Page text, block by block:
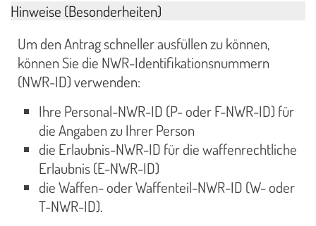
Hinweise (Besonderheiten)
Um den Antrag schneller ausfüllen zu können,
können Sie die NWR-Identifikationsnummern
(NWR-ID) verwenden:
Ihre Personal-NWR-ID (P- oder F-NWR-ID) für
die Angaben zu Ihrer Person
die Erlaubnis-NWR-ID für die waffenrechtliche
Erlaubnis (E-NWR-ID)
die Waffen- oder Waffenteil-NWR-ID (W- oder
T-NWR-ID).